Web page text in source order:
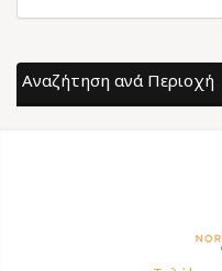
Αναζήτηση ανά Περιοχή